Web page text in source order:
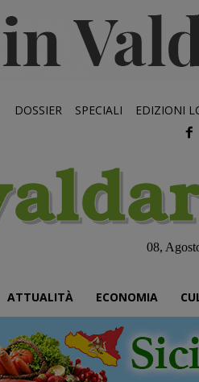
DOSSIER SPECIALI EDIZIONI
08,
ATTUALITÀ ECONOMIA